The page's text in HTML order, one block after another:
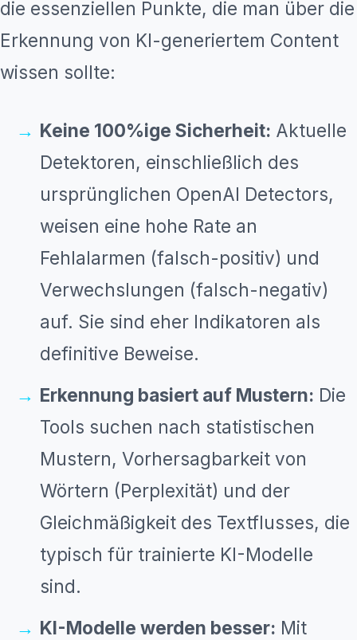
die essenziellen Punkte, die man über die
Erkennung von KI-generiertem Content
wissen sollte:
Keine 100%ige Sicherheit: Aktuelle
Detektoren, einschließlich des
ursprünglichen OpenAI Detectors,
weisen eine hohe Rate an
Fehlalarmen (falsch-positiv) und
Verwechslungen (falsch-negativ)
auf. Sie sind eher Indikatoren als
definitive Beweise.
Erkennung basiert auf Mustern: Die
Tools suchen nach statistischen
Mustern, Vorhersagbarkeit von
Wörtern (Perplexität) und der
Gleichmäßigkeit des Textflusses, die
typisch für trainierte KI-Modelle
sind.
KI-Modelle werden besser: Mit